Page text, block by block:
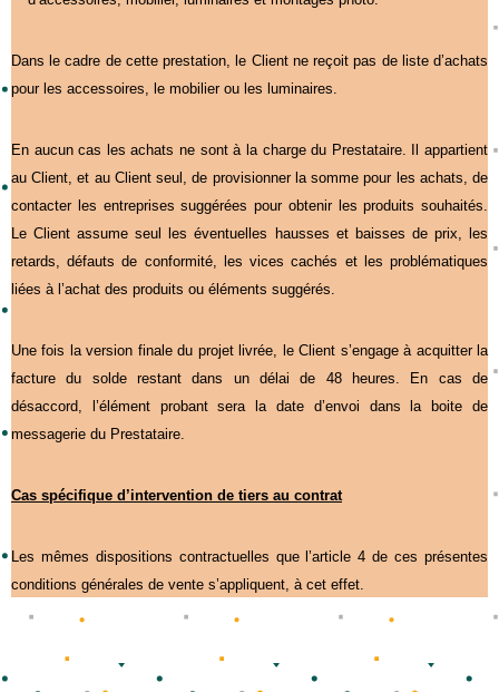
Dans le cadre de cette prestation, le Client ne reçoit pas de liste d’achats
pour les accessoires, le mobilier ou les luminaires.
En aucun cas les achats ne sont à la charge du Prestataire. Il appartient
au Client, et au Client seul, de provisionner la somme pour les achats, de
contacter les entreprises suggérées pour obtenir les produits souhaités.
Le Client assume seul les éventuelles hausses et baisses de prix, les
retards, défauts de conformité, les vices cachés et les problématiques
liées à l’achat des produits ou éléments suggérés.
Une fois la version finale du projet livrée, le Client s’engage à acquitter la
facture du solde restant dans un délai de 48 heures. En cas de
désaccord, l’élément probant sera la date d’envoi dans la boite de
messagerie du Prestataire.
Cas spécifique d’intervention de tiers au contrat
Les mêmes dispositions contractuelles que l’article 4 de ces présentes
conditions générales de vente s’appliquent, à cet effet.